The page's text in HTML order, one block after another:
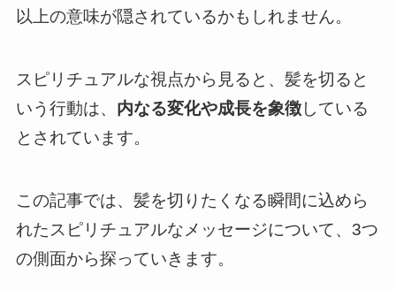
以上の意味が隠されているかもしれません。
スピリチュアルな視点から見ると、髪を切ると
いう行動は、 内なる変化や成長を象徴している
とされています。
この記事では、髪を切りたくなる瞬間に込めら
れたスピリチュアルなメッセージについて、3つ
の側面から探っていきます。